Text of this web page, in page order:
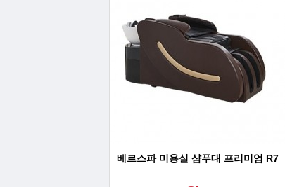
베르스파 미용실 샴푸대 프리미엄 R7